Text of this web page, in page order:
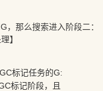
，那么搜索进入阶段二：
】
标记任务的G:
标记阶段，且